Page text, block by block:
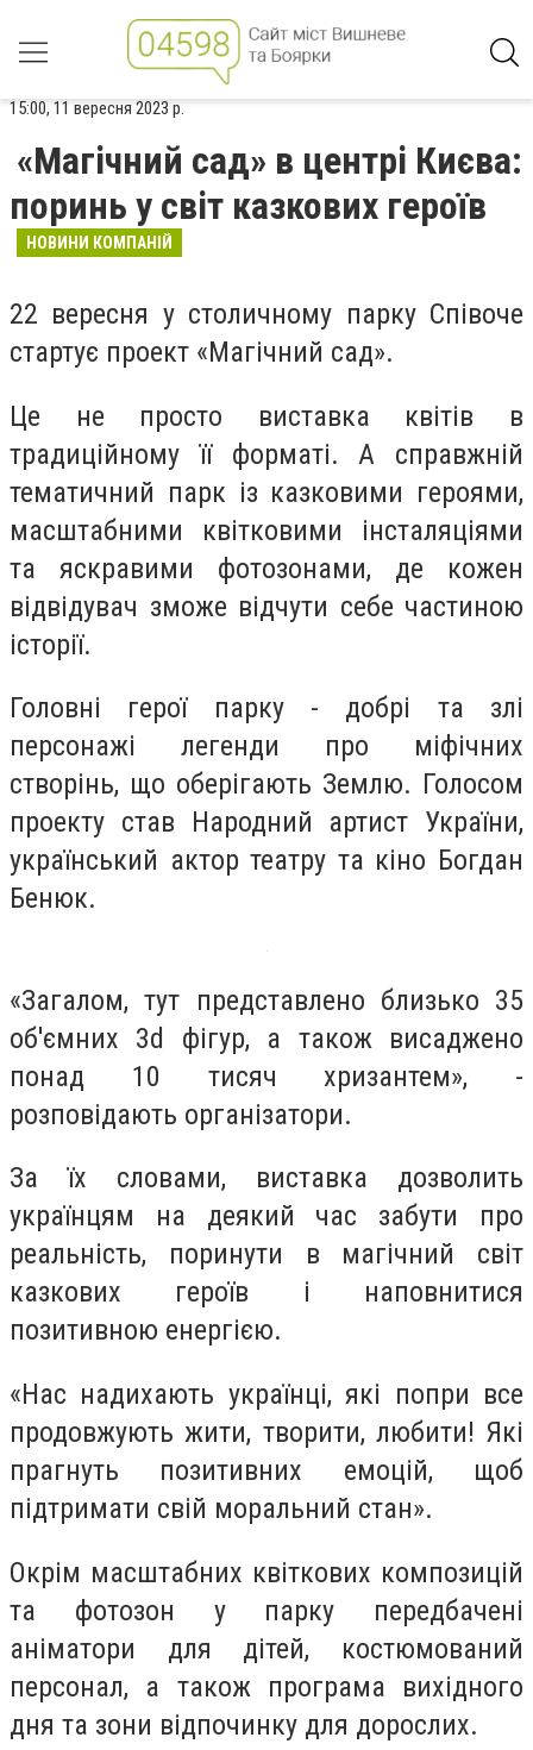
15:00, 11 вересня 2023 р.
«Магічний сад» в центрі Києва:
поринь у світ казкових героїв
НОВИНИ КОМПАНІЙ
22 вересня у столичному парку Співоче
стартує проект «Магічний сад».
Це не просто виставка квітів в
традиційному її форматі. А справжній
тематичний парк із казковими героями,
масштабними квітковими інсталяціями
та яскравими фотозонами, де кожен
відвідувач зможе відчути себе частиною
історії.
Головні герої парку - добрі та злі
персонажі легенди про міфічних
створінь, що оберігають Землю. Голосом
проекту став Народний артист України,
український актор театру та кіно Богдан
Бенюк.
«Загалом, тут представлено близько 35
об'ємних 3d фігур, а також висаджено
понад 10 тисяч хризантем», -
розповідають організатори.
За їх словами, виставка дозволить
українцям на деякий час забути про
реальність, поринути в магічний світ
казкових героїв і наповнитися
позитивною енергією.
«Нас надихають українці, які попри все
продовжують жити, творити, любити! Які
прагнуть позитивних емоцій, щоб
підтримати свій моральний стан».
Окрім масштабних квіткових композицій
та фотозон у парку передбачені
аніматори для дітей, костюмований
персонал, а також програма вихідного
дня та зони відпочинку для дорослих.